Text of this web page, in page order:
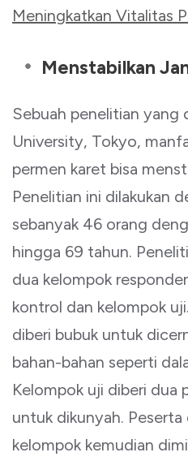
Meningkatkan Vitalitas
Menstabilkan
Sebuah penelitian yang
University, Tokyo,
permen karet bisa
Penelitian ini dilakukan
sebanyak 46 orang
hingga 69 tahun.
dua kelompok
kontrol dan kelompok
diberi bubuk untuk
bahan-bahan seperti
Kelompok uji diberi dua
untuk dikunyah.
kelompok kemudian